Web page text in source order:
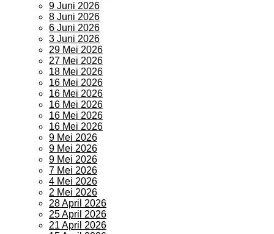
9 Juni 2026
8 Juni 2026
6 Juni 2026
3 Juni 2026
29 Mei 2026
27 Mei 2026
18 Mei 2026
16 Mei 2026
16 Mei 2026
16 Mei 2026
16 Mei 2026
16 Mei 2026
9 Mei 2026
9 Mei 2026
9 Mei 2026
7 Mei 2026
4 Mei 2026
2 Mei 2026
28 April 2026
25 April 2026
21 April 2026